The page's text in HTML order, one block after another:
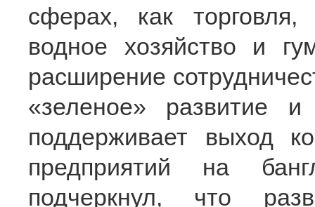
сферах, как торговля,
водное хозяйство и
расширение
«зеленое» развитие
поддерживает выход
предприятий на
подчеркнул, что